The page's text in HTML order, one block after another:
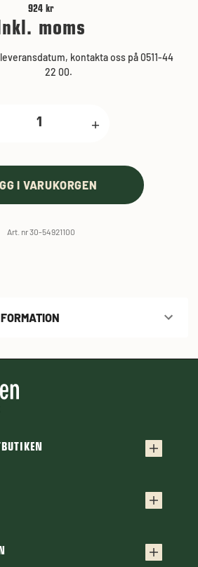
924 kr
moms
kontakta oss på 0511-44
22 00.
+
I VARUKORGEN
Art. nr 30-54921100